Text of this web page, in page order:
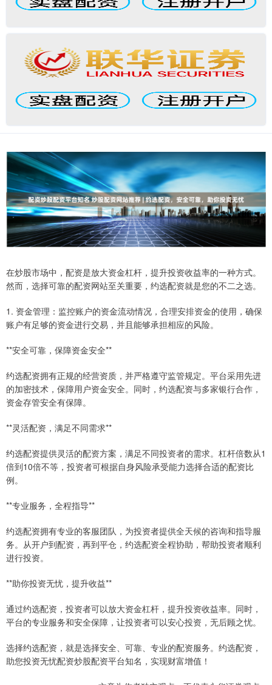
在炒股市场中，配资是放大资金杠杆，提升投资收益率的一种方式。
然而，选择可靠的配资网站至关重要，约选配资就是您的不二之选。
1. 资金管理：监控账户的资金流动情况，合理安排资金的使用，确保
账户有足够的资金进行交易，并且能够承担相应的风险。
**安全可靠，保障资金安全**
约选配资拥有正规的经营资质，并严格遵守监管规定。平台采用先进
的加密技术，保障用户资金安全。同时，约选配资与多家银行合作，
资金存管安全有保障。
**灵活配资，满足不同需求**
约选配资提供灵活的配资方案，满足不同投资者的需求。杠杆倍数从1
倍到10倍不等，投资者可根据自身风险承受能力选择合适的配资比
例。
**专业服务，全程指导**
约选配资拥有专业的客服团队，为投资者提供全天候的咨询和指导服
务。从开户到配资，再到平仓，约选配资全程协助，帮助投资者顺利
进行投资。
**助你投资无忧，提升收益**
通过约选配资，投资者可以放大资金杠杆，提升投资收益率。同时，
平台的专业服务和安全保障，让投资者可以安心投资，无后顾之忧。
选择约选配资，就是选择安全、可靠、专业的配资服务。约选配资，
助您投资无忧配资炒股配资平台知名，实现财富增值！